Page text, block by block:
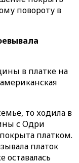
повороту в
в платке на
то ходила в
с Одри
платком.
платок
оставалась